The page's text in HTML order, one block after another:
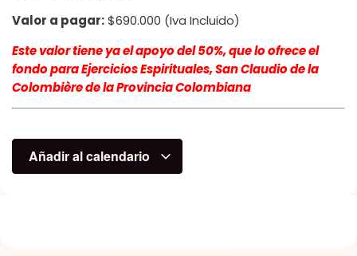
Valor a pagar:$690.000 (Iva Incluido)
Este valor tiene ya el apoyo del 50%, que lo ofrece el
fondo para Ejercicios Espirituales, San Claudio de la
Colombière de la Provincia Colombiana
Añadir al calendario